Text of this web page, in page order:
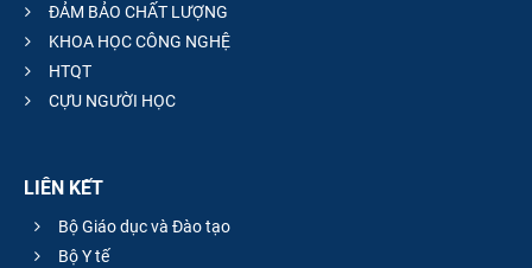
ĐẢM BẢO CHẤT LƯỢNG
KHOA HỌC CÔNG NGHỆ
HTQT
CỰU NGƯỜI HỌC
LIÊN KẾT
Bộ Giáo dục và Đào tạo
Bộ Y tế